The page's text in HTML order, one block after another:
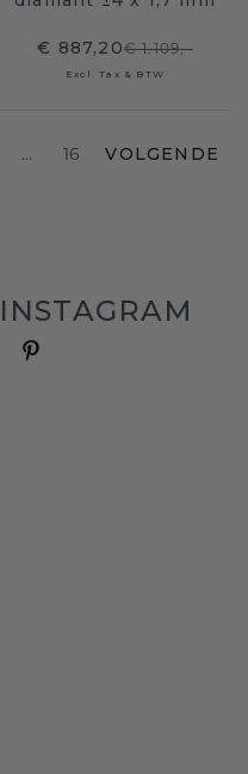
€ 887,20€ 1.109,-
Excl. Tax & BTW
… 16 VOLGENDE